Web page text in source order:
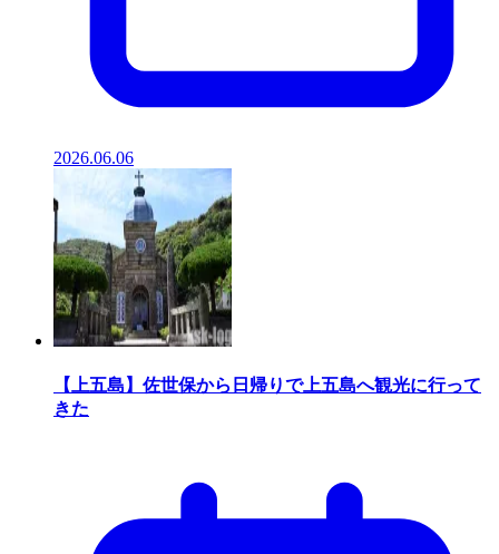
2026.06.06
【上五島】佐世保から日帰りで上五島へ観光に行って
きた